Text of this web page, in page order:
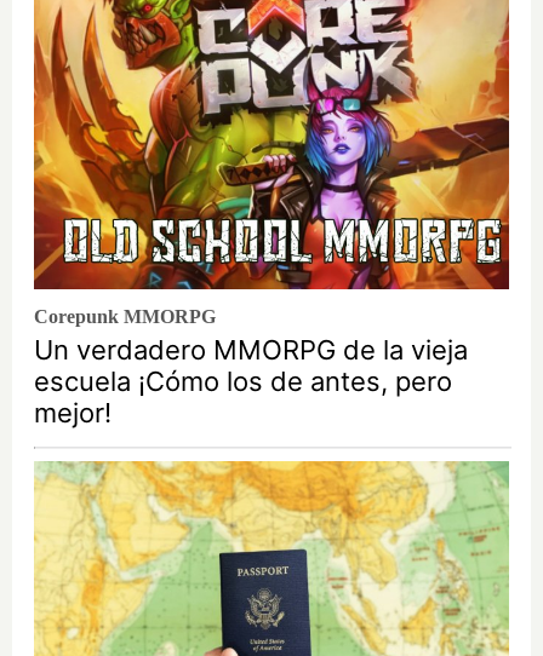
Corepunk MMORPG
Un verdadero MMORPG de la vieja
escuela ¡Cómo los de antes, pero
mejor!